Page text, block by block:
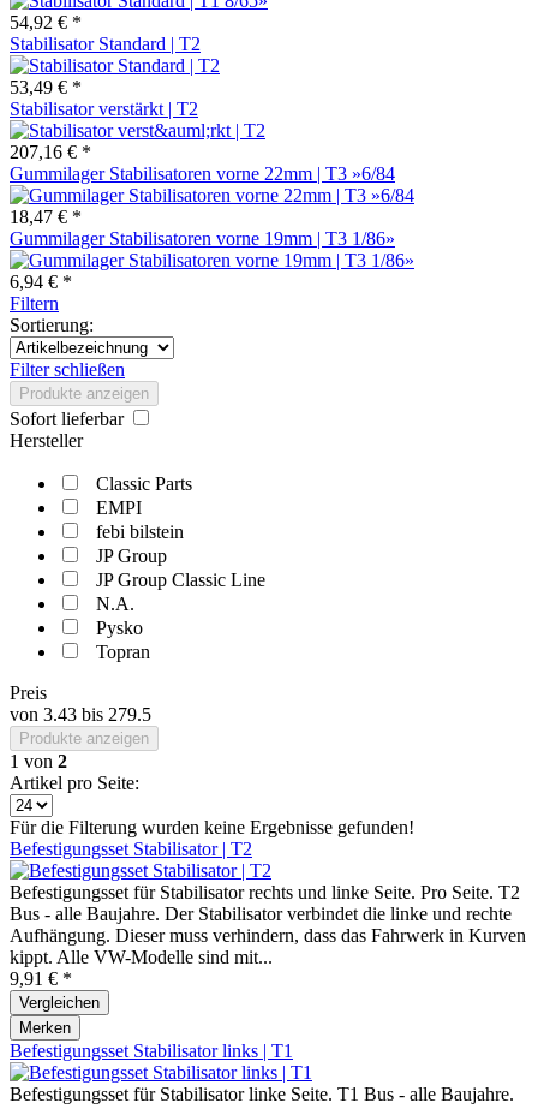
54,92 € *
Stabilisator Standard | T2
53,49 € *
Stabilisator verstärkt | T2
207,16 € *
Gummilager Stabilisatoren vorne 22mm | T3 »6/84
18,47 € *
Gummilager Stabilisatoren vorne 19mm | T3 1/86»
6,94 € *
Filtern
Sortierung:
Filter schließen
Produkte anzeigen
Sofort lieferbar
Hersteller
Classic Parts
EMPI
febi bilstein
JP Group
JP Group Classic Line
N.A.
Pysko
Topran
Preis
von 3.43 bis 279.5
Produkte anzeigen
1 von 2
Artikel pro Seite:
Für die Filterung wurden keine Ergebnisse gefunden!
Befestigungsset Stabilisator | T2
Befestigungsset für Stabilisator rechts und linke Seite. Pro Seite. T2
Bus - alle Baujahre. Der Stabilisator verbindet die linke und rechte
Aufhängung. Dieser muss verhindern, dass das Fahrwerk in Kurven
kippt. Alle VW-Modelle sind mit...
9,91 € *
Vergleichen
Merken
Befestigungsset Stabilisator links | T1
Befestigungsset für Stabilisator linke Seite. T1 Bus - alle Baujahre.